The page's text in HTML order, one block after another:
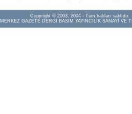
Copyright © 2003, 2004 - Tüm hakları saklıdır.
MERKEZ GAZETE DERGİ BASIM YAYINCILIK SANAYİ VE